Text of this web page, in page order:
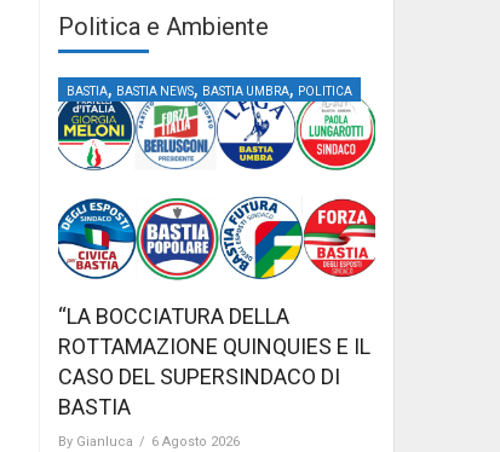
Politica e Ambiente
BASTIA, BASTIA NEWS, BASTIA UMBRA, POLITICA
“LA BOCCIATURA DELLA
ROTTAMAZIONE QUINQUIES E IL
CASO DEL SUPERSINDACO DI
BASTIA
By Gianluca / 6 Agosto 2026